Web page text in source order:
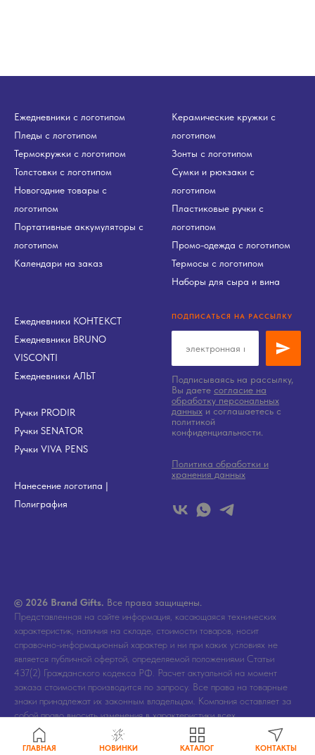
ГЛАВНАЯ НОВИНКИ КАТАЛОГ КОНТАКТЫ
Ежедневники с логотипом
Пледы с логотипом
Термокружки с логотипом
Толстовки с логотипом
Новогодние товары с
логотипом
Портативные аккумуляторы с
логотипом
Календари на заказ
Керамические кружки с
логотипом
Зонты с логотипом
Сумки и рюкзаки с
логотипом
Пластиковые ручки с
логотипом
Промо-одежда с логотипом
Термосы с логотипом
Наборы для сыра и вина
Ежедневники КОНТЕКСТ
Ежедневники BRUNO
VISCONTI
Ежедневники АЛЬТ
Ручки PRODIR
Ручки SENATOR
Ручки VIVA PENS
Нанесение логотипа |
Полиграфия
ПОДПИСАТЬСЯ НА РАССЫЛКУ
Подписываясь на рассылку,
Вы даете согласие на
обработку персональных
данных и соглашаетесь c
политикой
конфиденциальности.
Политика обработки и
хранения данных
© 2026 Brand Gifts. Все права защищены.
Представленная на сайте информация, касающаяся технических
характеристик, наличия на складе, стоимости товаров, носит
справочно-информационный характер и ни при каких условиях не
является публичной офертой, определяемой положениями Статьи
437(2) Гражданского кодекса РФ. Расчет актуальной на момент
заказа стоимости производится по запросу. Все права на товарные
знаки принадлежат их законным владельцам. Компания оставляет за
собой право вносить изменения в характеристики всех
представленных на сайте товаров и его упаковку без
предварительного уведомления.